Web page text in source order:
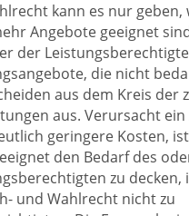
kann es nur geben,
Angebote geeignet
der
die nicht
aus dem Kreis der
aus. Verursacht
geringere Kosten,
den Bedarf des
zu decken,
und Wahlrecht nicht zu